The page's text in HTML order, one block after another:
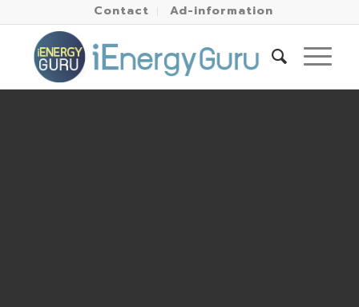
Contact Ad-information